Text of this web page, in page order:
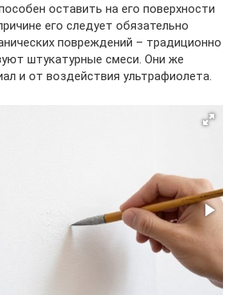
оставить на его поверхности
его следует обязательно
повреждений – традиционно
штукатурные смеси. Они же
и от воздействия ультрафиолета.